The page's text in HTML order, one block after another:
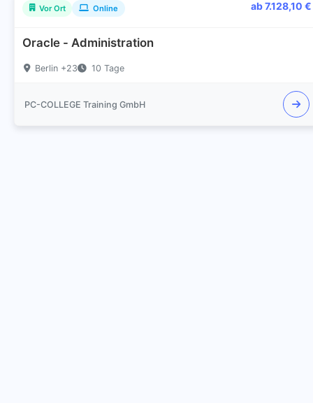
Vor Ort Online ab 7.128,10 €
Oracle - Administration
Berlin +23 10 Tage
PC-COLLEGE Training GmbH